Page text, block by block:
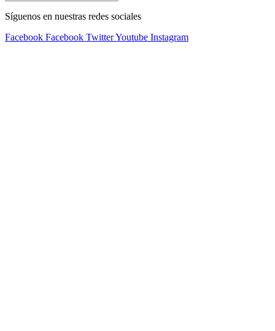
Síguenos en nuestras redes sociales
Facebook Facebook TwitterYoutube Instagram